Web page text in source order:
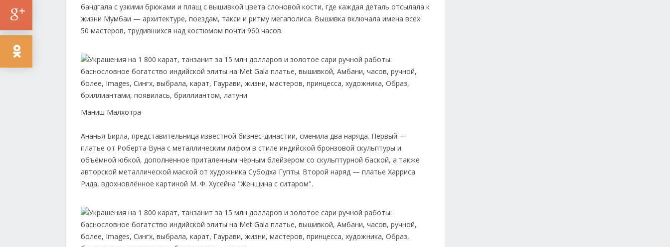
бандгала с узкими брюками и плащ с вышивкой цвета слоновой кости, где каждая деталь отсылала к
жизни Мумбаи — архитектуре, поездам, такси и ритму мегаполиса. Вышивка включала имена всех
50 мастеров, трудившихся над костюмом почти 960 часов.
Маниш Малхотра
Ананья Бирла, представительница известной бизнес-династии, сменила два наряда. Первый —
платье от Роберта Вуна с металлическим лифом в стиле индийской бронзовой скульптуры и
объёмной юбкой, дополненное приталенным чёрным блейзером со скульптурной баской, а также
авторской металлической маской от художника Субодха Гупты. Второй наряд — платье Харриса
Рида, вдохновлённое картиной М. Ф. Хусейна "Женщина с ситаром".